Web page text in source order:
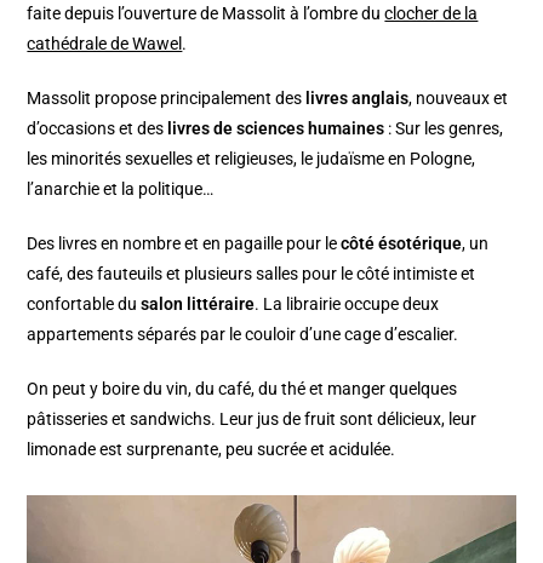
faite depuis l’ouverture de Massolit à l’ombre duclocher de la
cathédrale de Wawel .
Massolit propose principalement des livres anglais, nouveaux et
d’occasions et des livres de sciences humaines : Sur les genres,
les minorités sexuelles et religieuses, le judaïsme en Pologne,
l’anarchie et la politique…
Des livres en nombre et en pagaille pour lecôté ésotérique, un
café, des fauteuils et plusieurs salles pour le côté intimiste et
confortable dusalon littéraire. La librairie occupe deux
appartements séparés par le couloir d’une cage d’escalier.
On peut y boire du vin, du café, du thé et manger quelques
pâtisseries et sandwichs. Leur jus de fruit sont délicieux, leur
limonade est surprenante, peu sucrée et acidulée.